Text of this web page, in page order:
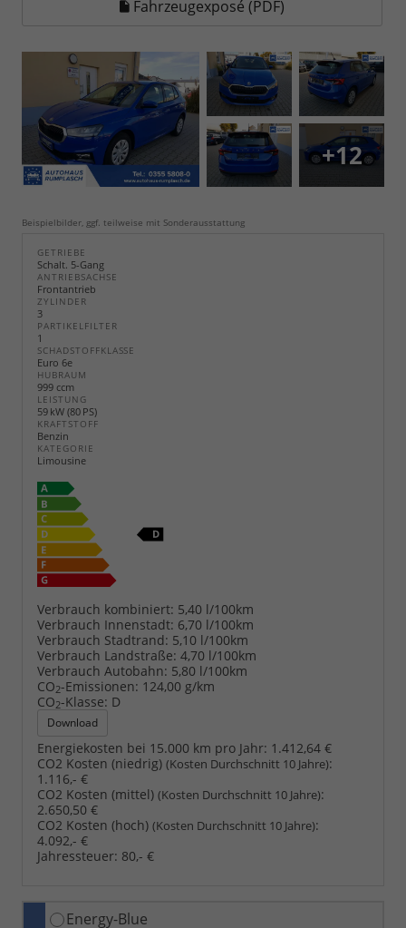
Fahrzeugexposé (PDF)
+12
Beispielbilder, ggf. teilweise mit Sonderausstattung
GETRIEBE
Schalt. 5-Gang
ANTRIEBSACHSE
Frontantrieb
ZYLINDER
3
PARTIKELFILTER
1
SCHADSTOFFKLASSE
Euro 6e
HUBRAUM
999 ccm
LEISTUNG
59 kW (80 PS)
KRAFTSTOFF
Benzin
KATEGORIE
Limousine
Verbrauch kombiniert: 5,40 l/100km
Verbrauch Innenstadt: 6,70 l/100km
Verbrauch Stadtrand: 5,10 l/100km
Verbrauch Landstraße: 4,70 l/100km
Verbrauch Autobahn: 5,80 l/100km
CO2-Emissionen: 124,00 g/km
CO2-Klasse: D
Download
Energiekosten bei 15.000 km pro Jahr: 1.412,64 €
CO2 Kosten (niedrig) (Kosten Durchschnitt 10 Jahre):
1.116,- €
CO2 Kosten (mittel) (Kosten Durchschnitt 10 Jahre):
2.650,50 €
CO2 Kosten (hoch) (Kosten Durchschnitt 10 Jahre):
4.092,- €
Jahressteuer: 80,- €
Energy-Blue